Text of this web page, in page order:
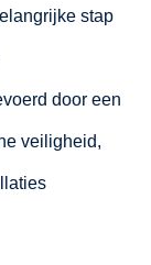
stap
door een
veiligheid,